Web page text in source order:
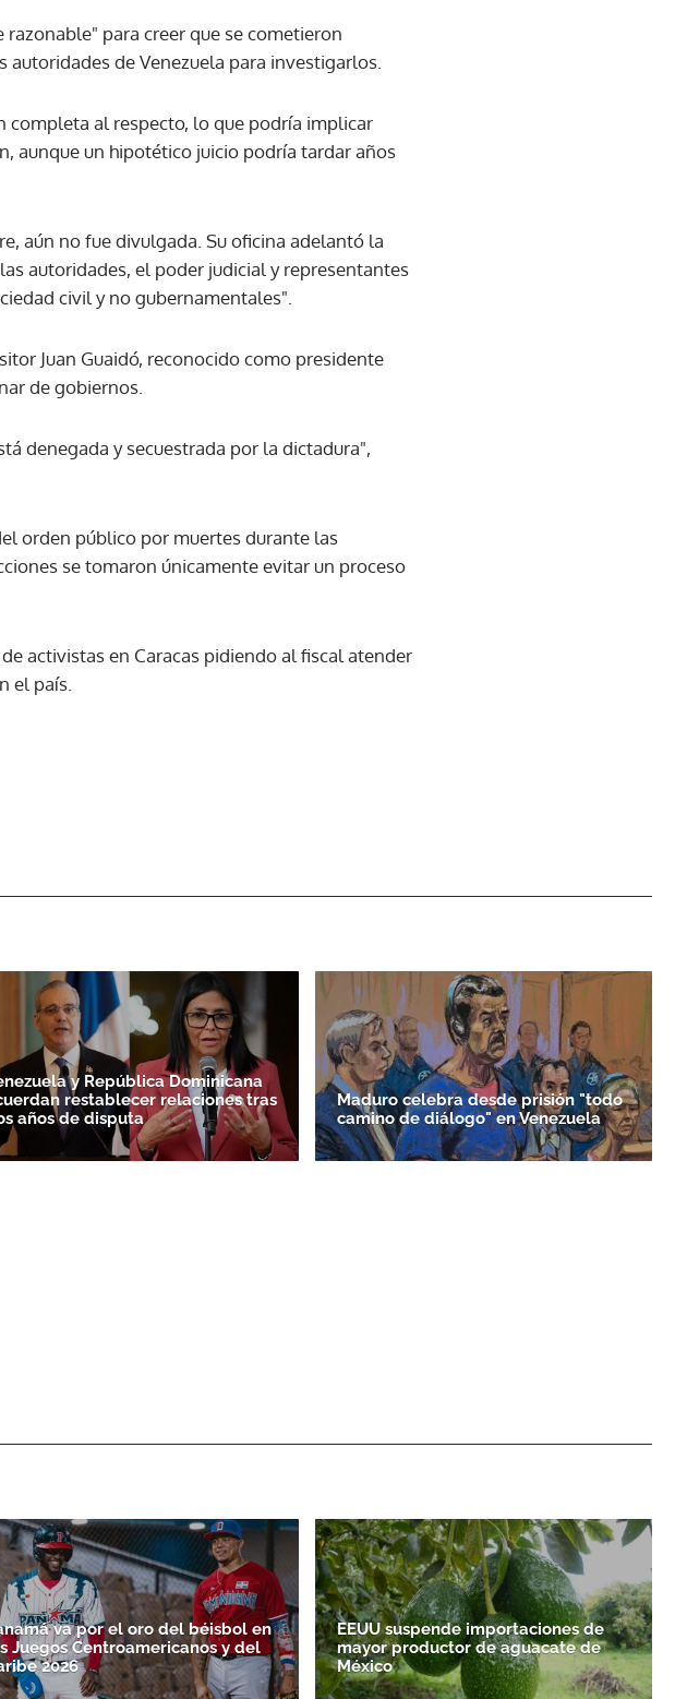
ACEPTAR
razonable" para creer que se cometieron
de Venezuela para investigarlos.
completa al respecto, lo que podría implicar
aunque un hipotético juicio podría tardar años
aún no fue divulgada. Su oficina adelantó la
autoridades, el poder judicial y representantes
civil y no gubernamentales".
Juan Guaidó, reconocido como presidente
de gobiernos.
denegada y secuestrada por la dictadura",
orden público por muertes durante las
se tomaron únicamente evitar un proceso
activistas en Caracas pidiendo al fiscal atender
el país.
y República Dominicana
restablecer relaciones tras
años de disputa
Maduro celebra desde prisión "todo
camino de diálogo" en Venezuela
va por el oro del béisbol en
Juegos Centroamericanos y del
2026
EEUU suspende importaciones de
mayor productor de aguacate de
México